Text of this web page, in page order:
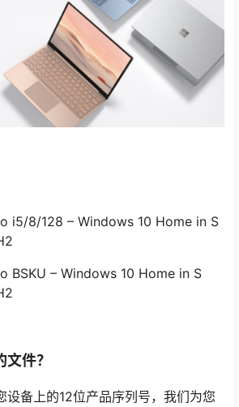
i5/8/128 – Windows 10 Home in S
BSKU – Windows 10 Home in S
件？
设备上的12位产品序列号，我们为您